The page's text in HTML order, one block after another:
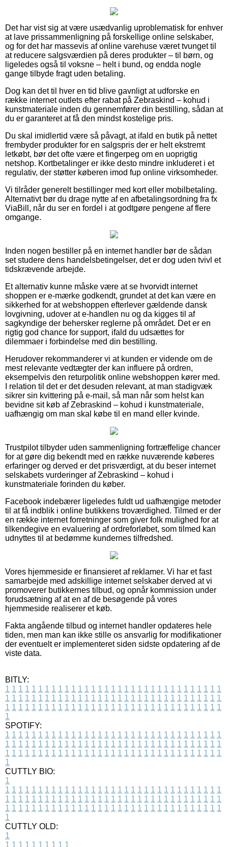
Det har vist sig at være usædvanlig uproblematisk for enhver
at lave prissammenligning på forskellige online selskaber,
og for det har massevis af online varehuse været tvunget til
at reducere salgsværdien på deres produkter – til børn, og
ligeledes også til voksne – helt i bund, og endda nogle
gange tilbyde fragt uden betaling.
Dog kan det til hver en tid blive gavnligt at udforske en
række internet outlets efter rabat på Zebraskind – kohud i
kunstmateriale inden du gennemfører din bestilling, sådan at
du er garanteret at få den mindst kostelige pris.
Du skal imidlertid være så påvagt, at ifald en butik på nettet
frembyder produkter for en salgspris der er helt ekstremt
letkøbt, bør det ofte være et fingerpeg om en uoprigtig
netshop. Kortbetalinger er ikke desto mindre inkluderet i et
regulativ, der støtter køberen imod fup online virksomheder.
Vi tilråder generelt bestillinger med kort eller mobilbetaling.
Alternativt bør du drage nytte af en afbetalingsordning fra fx
ViaBill, når du ser en fordel i at godtgøre pengene af flere
omgange.
Inden nogen bestiller på en internet handler bør de sådan
set studere dens handelsbetingelser, det er dog uden tvivl et
tidskrævende arbejde.
Et alternativ kunne måske være at se hvorvidt internet
shoppen er e-mærke godkendt, grundet at det kan være en
sikkerhed for at webshoppen efterlever gældende dansk
lovgivning, udover at e-handlen nu og da kigges til af
sagkyndige der behersker reglerne på området. Det er en
rigtig god chance for support, ifald du udsættes for
dilemmaer i forbindelse med din bestilling.
Herudover rekommanderer vi at kunden er vidende om de
mest relevante vedtægter der kan influere på ordren,
eksempelvis den returpolitik online webshoppen kører med.
I relation til det er det desuden relevant, at man stadigvæk
sikrer sin kvittering på e-mail, så man når som helst kan
bevidne sit køb af Zebraskind – kohud i kunstmateriale,
uafhængig om man skal købe til en mand eller kvinde.
Trustpilot tilbyder uden sammenligning fortræffelige chancer
for at gøre dig bekendt med en række nuværende køberes
erfaringer og derved er det prisværdigt, at du beser internet
selskabets vurderinger af Zebraskind – kohud i
kunstmateriale forinden du køber.
Facebook indebærer ligeledes fuldt ud uafhængige metoder
til at få indblik i online butikkens troværdighed. Tilmed er der
en række internet forretninger som giver folk mulighed for at
tilkendegive en evaluering af ordreforløbet, som tilmed kan
udnyttes til at bedømme kundernes tilfredshed.
Vores hjemmeside er finansieret af reklamer. Vi har et fast
samarbejde med adskillige internet selskaber derved at vi
promoverer butikkernes tilbud, og opnår kommission under
forudsætning af at en af de besøgende på vores
hjemmeside realiserer et køb.
Fakta angående tilbud og internet handler opdateres hele
tiden, men man kan ikke stille os ansvarlig for modifikationer
der eventuelt er implementeret siden sidste opdatering af de
viste data.
BITLY:
1 1 1 1 1 1 1 1 1 1 1 1 1 1 1 1 1 1 1 1 1 1 1 1 1 1 1 1 1 1 1 1 1
1 1 1 1 1 1 1 1 1 1 1 1 1 1 1 1 1 1 1 1 1 1 1 1 1 1 1 1 1 1 1 1 1
1 1 1 1 1 1 1 1 1 1 1 1 1 1 1 1 1 1 1 1 1 1 1 1 1 1 1 1 1 1 1 1 1
1
SPOTIFY:
1 1 1 1 1 1 1 1 1 1 1 1 1 1 1 1 1 1 1 1 1 1 1 1 1 1 1 1 1 1 1 1 1
1 1 1 1 1 1 1 1 1 1 1 1 1 1 1 1 1 1 1 1 1 1 1 1 1 1 1 1 1 1 1 1 1
1 1 1 1 1 1 1 1 1 1 1 1 1 1 1 1 1 1 1 1 1 1 1 1 1 1 1 1 1 1 1 1 1
1
CUTTLY BIO:
1
1 1 1 1 1 1 1 1 1 1 1 1 1 1 1 1 1 1 1 1 1 1 1 1 1 1 1 1 1 1 1 1 1
1 1 1 1 1 1 1 1 1 1 1 1 1 1 1 1 1 1 1 1 1 1 1 1 1 1 1 1 1 1 1 1 1
1 1 1 1 1 1 1 1 1 1 1 1 1 1 1 1 1 1 1 1 1 1 1 1 1 1 1 1 1 1 1 1 1
1
CUTTLY OLD:
1
1 1 1 1 1 1 1 1 1 1